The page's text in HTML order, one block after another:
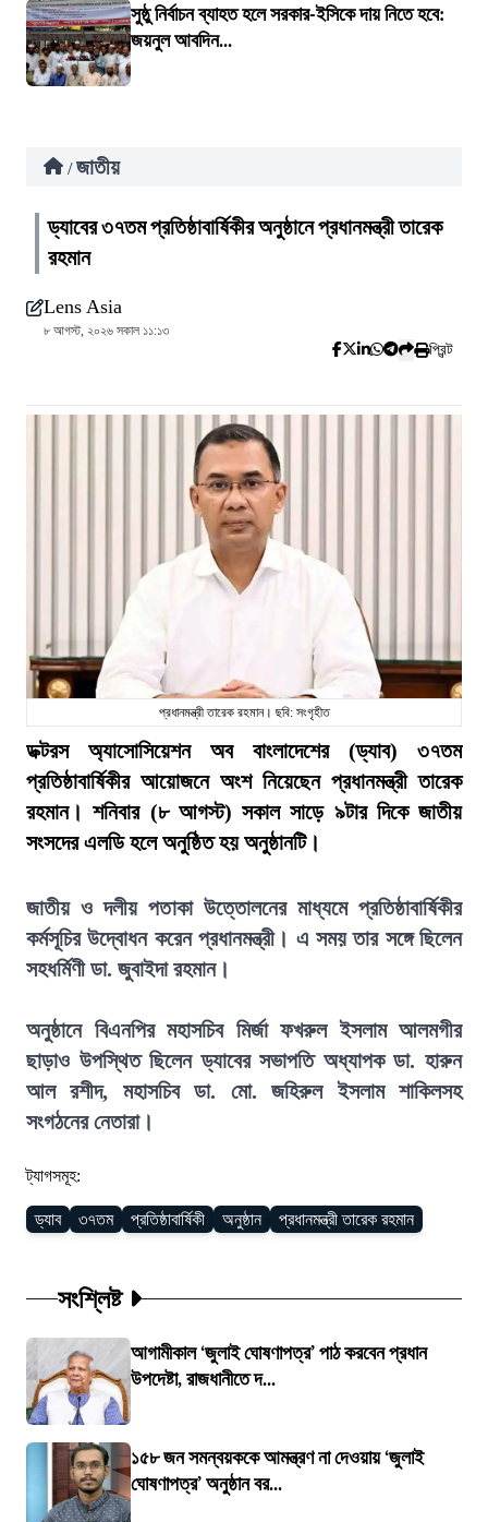
সুষ্ঠু নির্বাচন ব্যাহত হলে সরকার-ইসিকে দায় নিতে হবে:
জয়নুল আবদিন...
/ জাতীয়
ড্যাবের ৩৭তম প্রতিষ্ঠাবার্ষিকীর অনুষ্ঠানে প্রধানমন্ত্রী তারেক
রহমান
Lens Asia
৮ আগস্ট, ২০২৬ সকাল ১১:১৩
প্রিন্ট
প্রধানমন্ত্রী তারেক রহমান। ছবি: সংগৃহীত
ডক্টরস অ্যাসোসিয়েশন অব বাংলাদেশের (ড্যাব) ৩৭তম
প্রতিষ্ঠাবার্ষিকীর আয়োজনে অংশ নিয়েছেন প্রধানমন্ত্রী তারেক
রহমান। শনিবার (৮ আগস্ট) সকাল সাড়ে ৯টার দিকে জাতীয়
সংসদের এলডি হলে অনুষ্ঠিত হয় অনুষ্ঠানটি।
জাতীয় ও দলীয় পতাকা উত্তোলনের মাধ্যমে প্রতিষ্ঠাবার্ষিকীর
কর্মসূচির উদ্বোধন করেন প্রধানমন্ত্রী। এ সময় তার সঙ্গে ছিলেন
সহধর্মিণী ডা. জুবাইদা রহমান।
অনুষ্ঠানে বিএনপির মহাসচিব মির্জা ফখরুল ইসলাম আলমগীর
ছাড়াও উপস্থিত ছিলেন ড্যাবের সভাপতি অধ্যাপক ডা. হারুন
আল রশীদ, মহাসচিব ডা. মো. জহিরুল ইসলাম শাকিলসহ
সংগঠনের নেতারা।
ট্যাগসমূহ:
ড্যাব ৩৭তম প্রতিষ্ঠাবার্ষিকী অনুষ্ঠান প্রধানমন্ত্রী তারেক রহমান
সংশ্লিষ্ট
আগামীকাল ‘জুলাই ঘোষণাপত্র’ পাঠ করবেন প্রধান
উপদেষ্টা, রাজধানীতে দ...
১৫৮ জন সমন্বয়ককে আমন্ত্রণ না দেওয়ায় ‘জুলাই
ঘোষণাপত্র’ অনুষ্ঠান বর...